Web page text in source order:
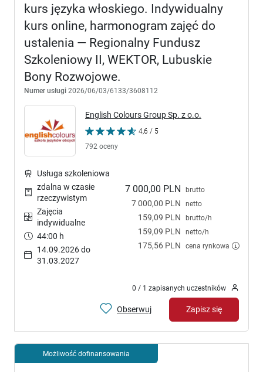
kurs języka włoskiego. Indywidualny
kurs online, harmonogram zajęć do
ustalenia — Regionalny Fundusz
Szkoleniowy II, WEKTOR, Lubuskie
Bony Rozwojowe.
Numer usługi 2026/06/03/6133/3608112
English Colours Group Sp. z o.o.
4,6 / 5
792 oceny
7 000,00 PLN brutto
7 000,00 PLN netto
159,09 PLN brutto/h
159,09 PLN netto/h
175,56 PLN cena rynkowa
Usługa szkoleniowa
zdalna w czasie
rzeczywistym
Zajęcia
indywidualne
44:00 h
14.09.2026 do
31.03.2027
0 / 1 zapisanych uczestników
Obserwuj Zapisz się
Możliwość dofinansowania